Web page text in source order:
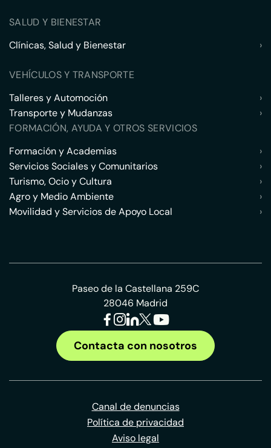
SALUD Y BIENESTAR
Clínicas, Salud y Bienestar
›
VEHÍCULOS Y TRANSPORTE
Talleres y Automoción
›
Transporte y Mudanzas
›
FORMACIÓN, AYUDA Y OTROS SERVICIOS
Formación y Academias
›
Servicios Sociales y Comunitarios
›
Turismo, Ocio y Cultura
›
Agro y Medio Ambiente
›
Movilidad y Servicios de Apoyo Local
›
Paseo de la Castellana 259C
28046 Madrid
Contacta con nosotros
Canal de denuncias
Política de privacidad
Aviso legal